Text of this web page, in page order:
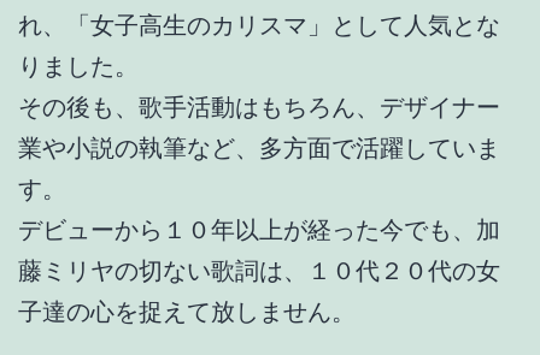
れ、「女子高生のカリスマ」として人気とな
りました。
その後も、歌手活動はもちろん、デザイナー
業や小説の執筆など、多方面で活躍していま
す。
デビューから１０年以上が経った今でも、加
藤ミリヤの切ない歌詞は、１０代２０代の女
子達の心を捉えて放しません。